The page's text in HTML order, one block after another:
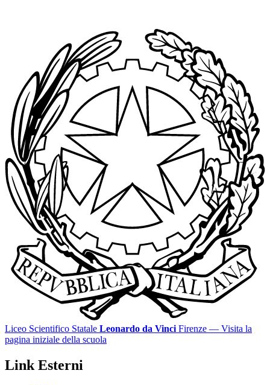
Liceo Scientifico Statale Leonardo da Vinci Firenze — Visita la
pagina iniziale della scuola
Link Esterni